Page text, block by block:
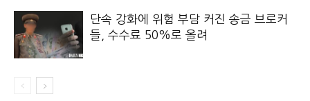
단속 강화에 위험 부담 커진 송금 브로커
들, 수수료 50%로 올려